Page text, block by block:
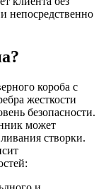
непосредственно
короба с
жесткости
безопасности.
может
створки.